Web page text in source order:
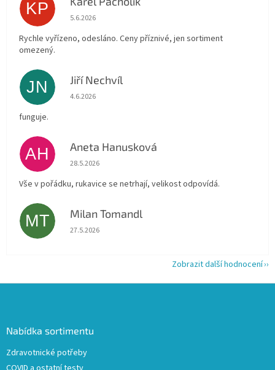
KP Hodnocení obchodu je 4 z 5 hvězdiček.
5.6.2026
Rychle vyřízeno, odesláno. Ceny příznivé, jen sortiment
omezený.
JN Jiří Nechvíl
Hodnocení obchodu je 5 z 5 hvězdiček.
4.6.2026
funguje.
AH Aneta Hanusková
Hodnocení obchodu je 5 z 5 hvězdiček.
28.5.2026
Vše v pořádku, rukavice se netrhají, velikost odpovídá.
MT Milan Tomandl
Hodnocení obchodu je 5 z 5 hvězdiček.
27.5.2026
Zobrazit další hodnocení
Nabídka sortimentu
Zdravotnické potřeby